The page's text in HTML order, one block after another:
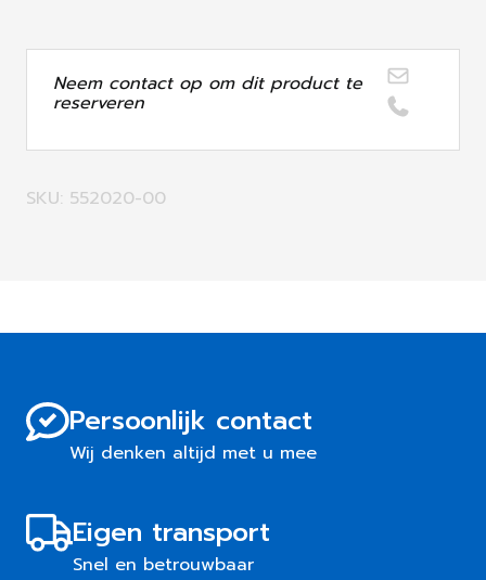
Neem contact op om dit product te
reserveren
SKU: 552020-00
Persoonlijk contact
Wij denken altijd met u mee
Eigen transport
Snel en betrouwbaar